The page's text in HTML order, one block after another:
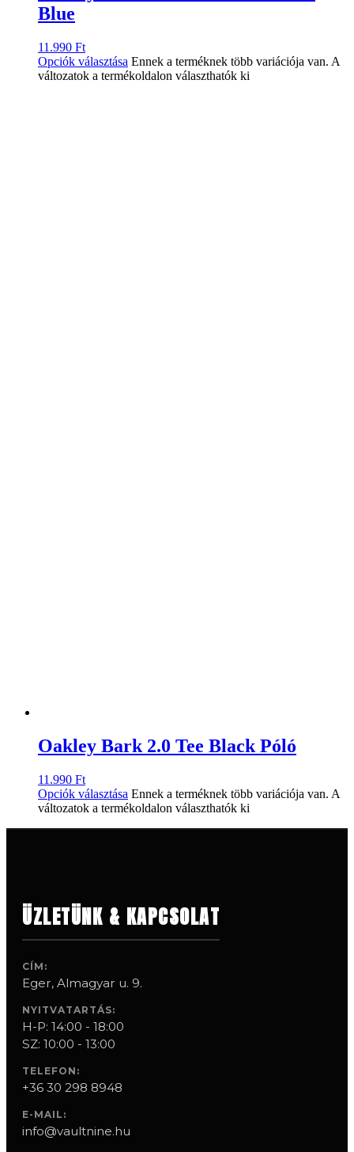
Blue
11.990 Ft
Opciók választása Ennek a terméknek több variációja van. A
változatok a termékoldalon választhatók ki
Oakley Bark 2.0 Tee Black Póló
11.990 Ft
Opciók választása Ennek a terméknek több variációja van. A
változatok a termékoldalon választhatók ki
ÜZLETÜNK & KAPCSOLAT
CÍM:
Eger, Almagyar u. 9.
NYITVATARTÁS:
H-P: 14:00 - 18:00
SZ: 10:00 - 13:00
TELEFON:
+36 30 298 8948
E-MAIL:
info@vaultnine.hu